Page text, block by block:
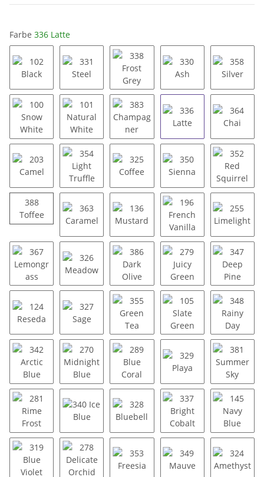
Farbe 336 Latte
102 Black 331 Steel 338 Frost Grey330 Ash 358
100 Snow White101 Natural White383 Champagner336 Latte 364
203 Camel 354 Light Truffle325 Coffee 350 Sienna 352
388
Toffee388 Toffee
363 Caramel136 Mustard196 French Vanilla
255
367 Lemongrass326 Meadow386 Dark Olive279 Juicy Green
347
124 Reseda 327 Sage 355 Green Tea105 Slate Green
348
342 Arctic Blue270 Midnight Blue289 Blue Coral329 Playa 381
281 Rime Frost340 Ice Blue 328 Bluebell337 Bright Cobalt
145